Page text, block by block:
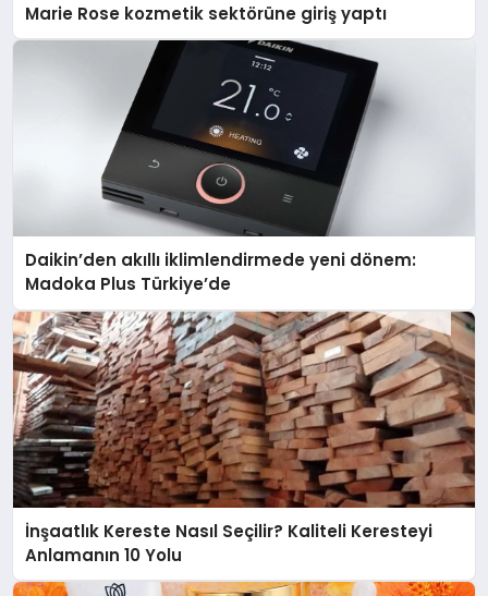
Marie Rose kozmetik sektörüne giriş yaptı
Daikin’den akıllı iklimlendirmede yeni dönem:
Madoka Plus Türkiye’de
İnşaatlık Kereste Nasıl Seçilir? Kaliteli Keresteyi
Anlamanın 10 Yolu